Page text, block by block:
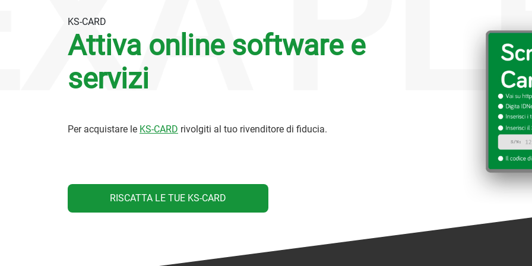
KS-CARD
Attiva online software e
servizi
Per acquistare le KS-CARD rivolgiti al tuo rivenditore di fiducia.
RISCATTA LE TUE KS-CARD